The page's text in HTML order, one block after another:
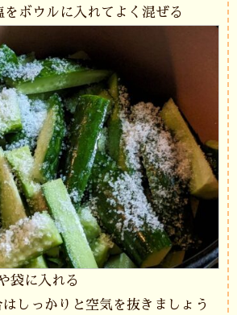
ボウルに入れてよく混ぜる
袋に入れる
しっかりと空気を抜きましょう